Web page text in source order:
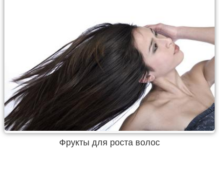
Фрукты для роста волос